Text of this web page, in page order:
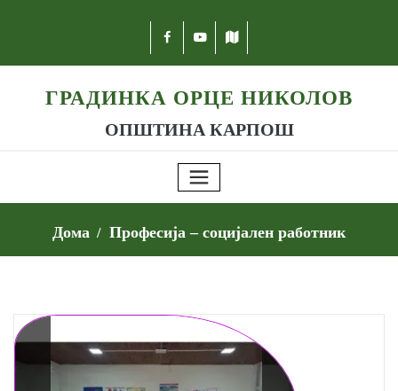
ГРАДИНКА ОРЦЕ НИКОЛОВ
ОПШТИНА КАРПОШ
Дома Професија – социјален работник